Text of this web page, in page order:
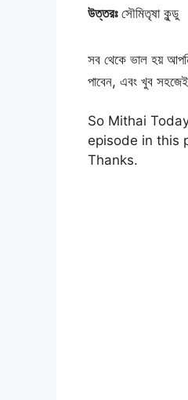
উত্তরঃসৌমিতৃষা কুন্ডু
সব থেকে ভাল হয়
পাবেন, এবং খুব
So Mithai
episode in this
Thanks.